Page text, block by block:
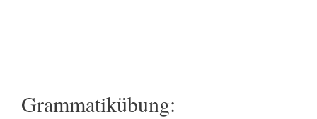
Grammatikübung: